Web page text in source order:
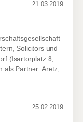
21.03.2019
Solicitors und
(Isartorplatz 8,
als Partner: Aretz,
25.02.2019